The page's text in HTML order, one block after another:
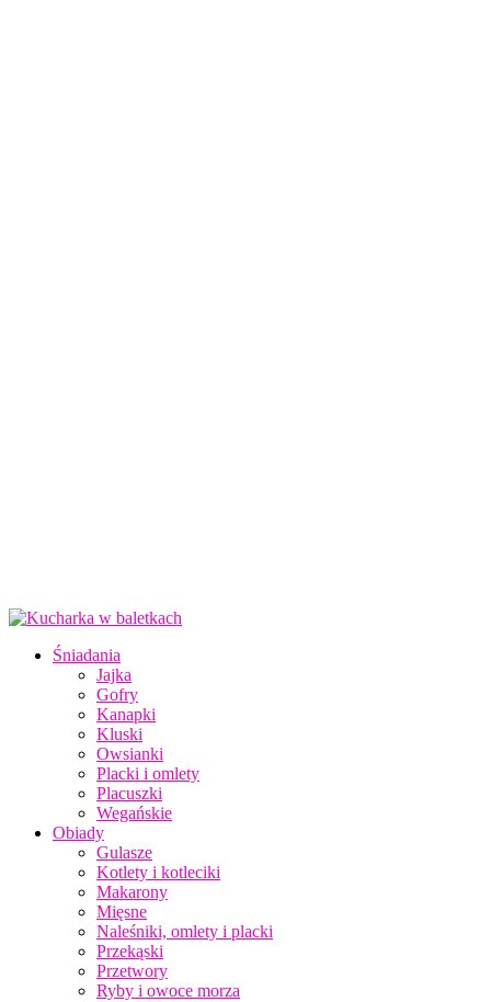
Śniadania
Jajka
Gofry
Kanapki
Kluski
Owsianki
Placki i omlety
Placuszki
Wegańskie
Obiady
Gulasze
Kotlety i kotleciki
Makarony
Mięsne
Naleśniki, omlety i placki
Przekąski
Przetwory
Ryby i owoce morza